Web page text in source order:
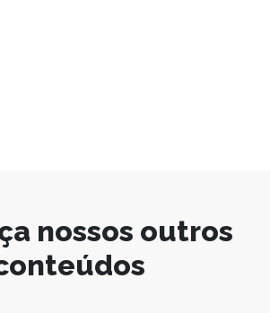
nossos outros